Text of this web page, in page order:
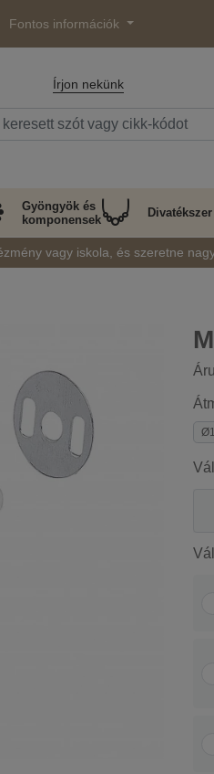
Fontos információk
Írjon nekünk
Gyöngyök és
komponensek
Divatékszer
vagy iskola, és szeretne